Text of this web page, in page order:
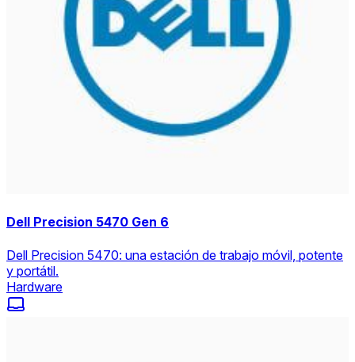
Dell Precision 5470 Gen 6
Dell Precision 5470: una estación de trabajo móvil, potente
y portátil.
Hardware